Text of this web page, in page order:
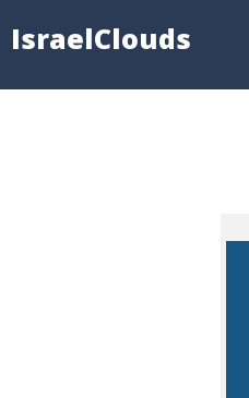
IsraelClouds